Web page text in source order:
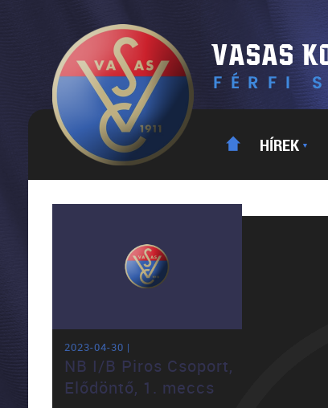
HÍREK ▼
2023-04-30 |
NB I/B Piros Csoport,
Elődöntő, 1. meccs